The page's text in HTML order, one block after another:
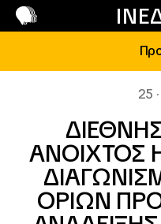
25
ΑΝΟΙΧΤΟΣ
ΟΡΙΩΝ